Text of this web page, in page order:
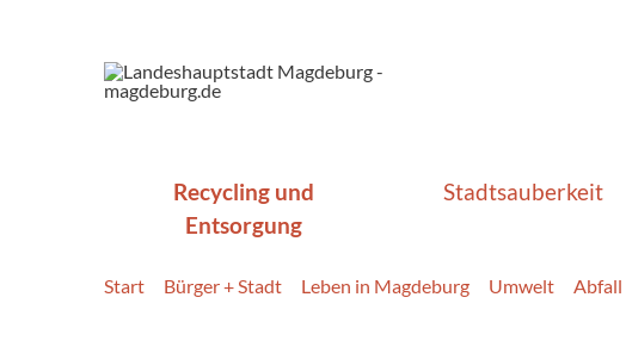
Recycling und
Entsorgung
Stadtsauberkeit
Start Bürger + Stadt Leben in Magdeburg Umwelt Abfall